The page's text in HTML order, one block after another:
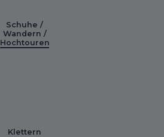
Schuhe /
Wandern /
Hochtouren
Klettern